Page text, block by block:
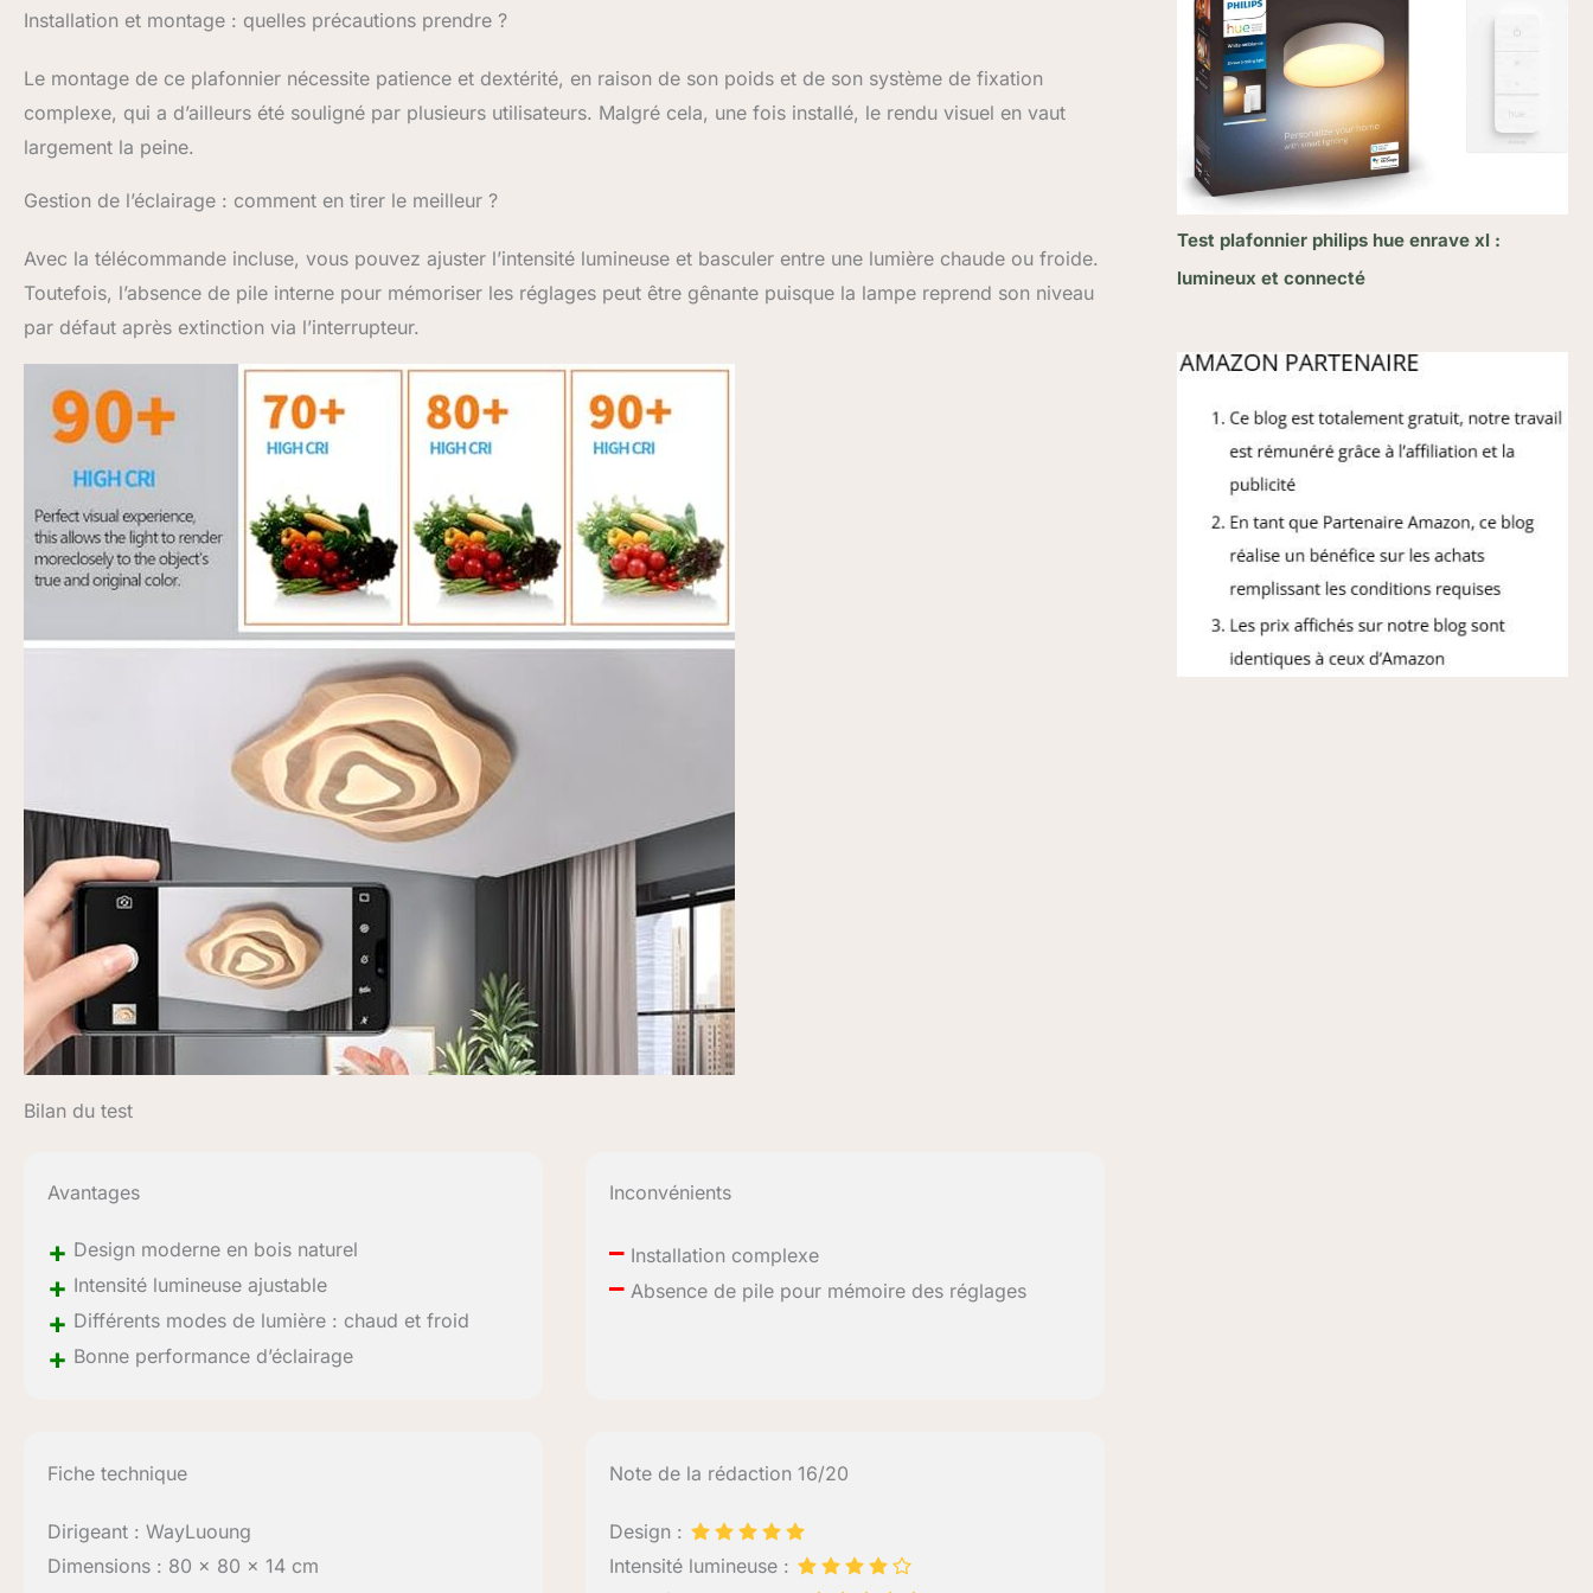
Installation et montage : quelles précautions prendre ?
Le montage de ce plafonnier nécessite patience et dextérité, en raison de son poids et de son système de fixation
complexe, qui a d’ailleurs été souligné par plusieurs utilisateurs. Malgré cela, une fois installé, le rendu visuel en vaut
largement la peine.
Gestion de l’éclairage : comment en tirer le meilleur ?
Avec la télécommande incluse, vous pouvez ajuster l’intensité lumineuse et basculer entre une lumière chaude ou froide.
Toutefois, l’absence de pile interne pour mémoriser les réglages peut être gênante puisque la lampe reprend son niveau
par défaut après extinction via l’interrupteur.
Bilan du test
Avantages
+ Design moderne en bois naturel
+ Intensité lumineuse ajustable
+ Différents modes de lumière : chaud et froid
+ Bonne performance d’éclairage
Inconvénients
– Installation complexe
– Absence de pile pour mémoire des réglages
Fiche technique
Dirigeant : WayLuoung
Dimensions : 80 x 80 x 14 cm
Note de la rédaction 16/20
Design :
Intensité lumineuse :
Test plafonnier philips hue enrave xl :
lumineux et connecté